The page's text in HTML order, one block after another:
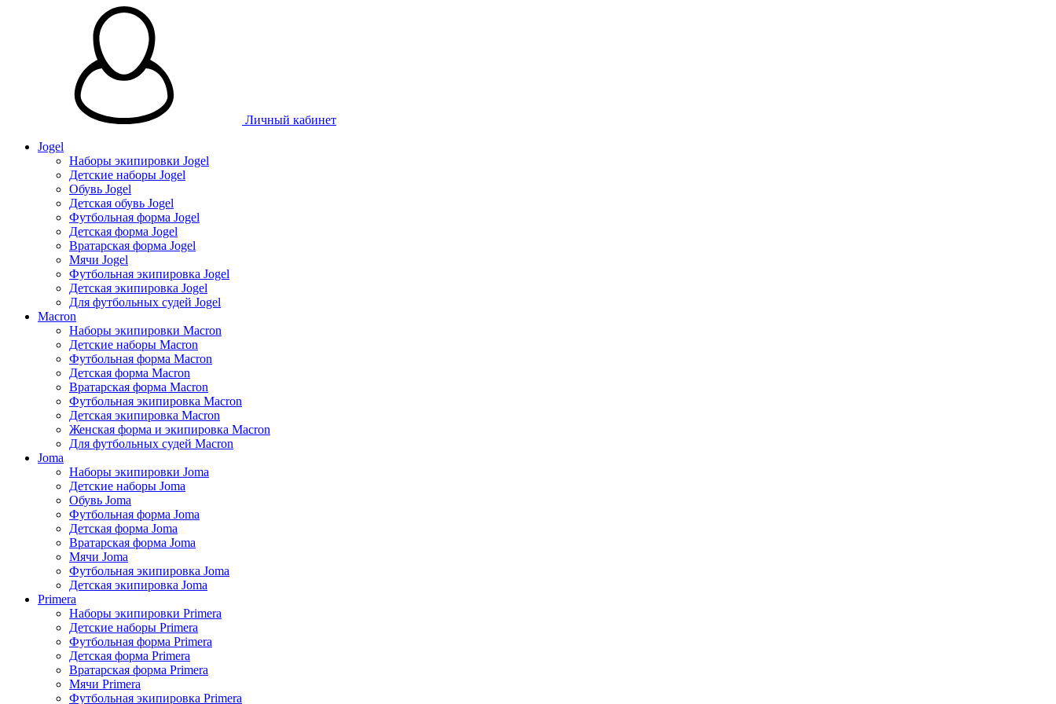
Личный кабинет
Jogel
Наборы экипировки Jogel
Детские наборы Jogel
Обувь Jogel
Детская обувь Jogel
Футбольная форма Jogel
Детская форма Jogel
Вратарская форма Jogel
Мячи Jogel
Футбольная экипировка Jogel
Детская экипировка Jogel
Для футбольных судей Jogel
Macron
Наборы экипировки Macron
Детские наборы Macron
Футбольная форма Macron
Детская форма Macron
Вратарская форма Macron
Футбольная экипировка Macron
Детская экипировка Macron
Женская форма и экипировка Macron
Для футбольных судей Macron
Joma
Наборы экипировки Joma
Детские наборы Joma
Обувь Joma
Футбольная форма Joma
Детская форма Joma
Вратарская форма Joma
Мячи Joma
Футбольная экипировка Joma
Детская экипировка Joma
Primera
Наборы экипировки Primera
Детские наборы Primera
Футбольная форма Primera
Детская форма Primera
Вратарская форма Primera
Мячи Primera
Футбольная экипировка Primera